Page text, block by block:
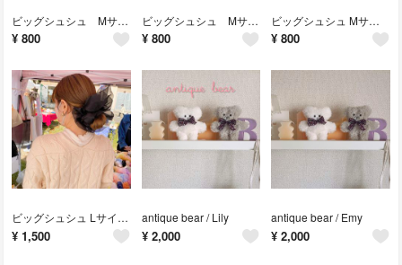
ビッグシュシュ Mサイズ レッド×ネイビー
¥ 800
ビッグシュシュ Mサイズ ブラック×レッド
¥ 800
ビッグシュシュ Mサイズ / blue × purple
¥ 800
ビッグシュシュ Lサイズ / ブラック
¥ 1,500
antique bear / Lily
¥ 2,000
antique bear / Emy
¥ 2,000